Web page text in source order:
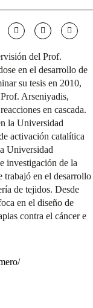
del Prof.
en el desarrollo de
su tesis en 2010,
Arseniyadis,
en cascada.
la Universidad
activación catalítica
Universidad
investigación de la
trabajó en el desarrollo
de tejidos. Desde
en el diseño de
contra el cáncer e